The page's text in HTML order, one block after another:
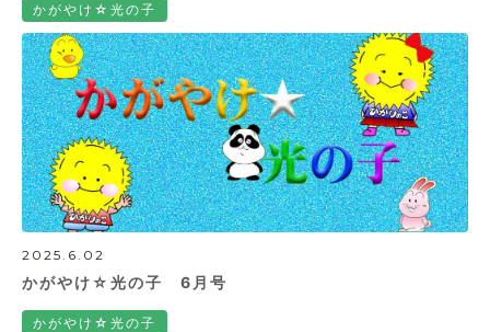
かがやけ☆光の子
2025.6.02
かがやけ☆光の子 6月号
かがやけ☆光の子